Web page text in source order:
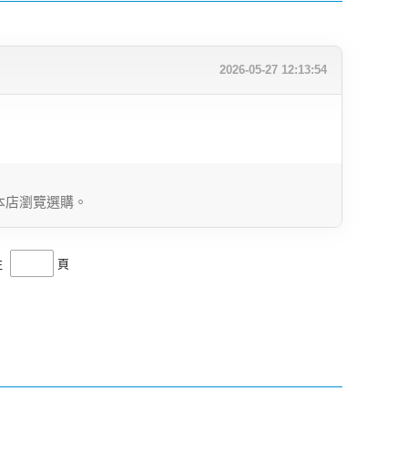
2026-05-27 12:13:54
瀏覽選購。
頁